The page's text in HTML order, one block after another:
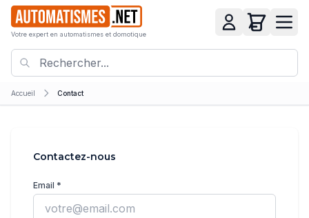
Votre expert en automatismes et domotique
Accueil Contact
Contactez-nous
Email *